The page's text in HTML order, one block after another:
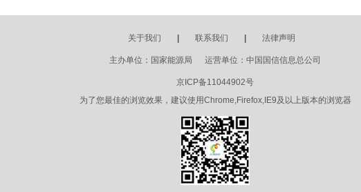
关于我们 联系我们 法律声明
主办单位：国家能源局 运营单位：中国国信信息总公司
京ICP备11044902号
为了您最佳的浏览效果，建议使用Chrome,Firefox,IE9及以上版本的浏览器